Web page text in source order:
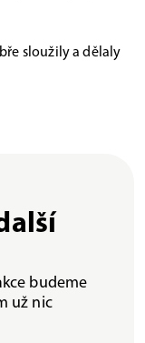
sloužily a dělaly
budeme
už nic